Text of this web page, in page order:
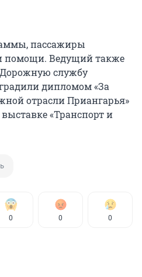
пассажиры
помощи. Ведущий также
службу
дипломом «За
отрасли Приангарья»
«Транспорт и
0 0 0